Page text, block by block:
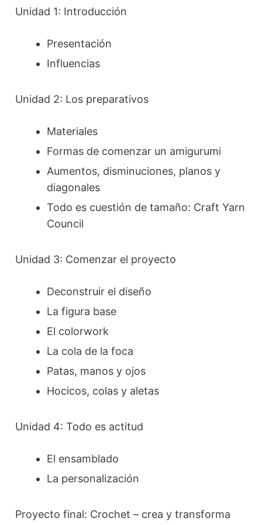
Unidad 1: Introducción
Presentación
Influencias
Unidad 2: Los preparativos
Materiales
Formas de comenzar un amigurumi
Aumentos, disminuciones, planos y
diagonales
Todo es cuestión de tamaño: Craft Yarn
Council
Unidad 3: Comenzar el proyecto
Deconstruir el diseño
La figura base
El colorwork
La cola de la foca
Patas, manos y ojos
Hocicos, colas y aletas
Unidad 4: Todo es actitud
El ensamblado
La personalización
Proyecto final: Crochet – crea y transforma